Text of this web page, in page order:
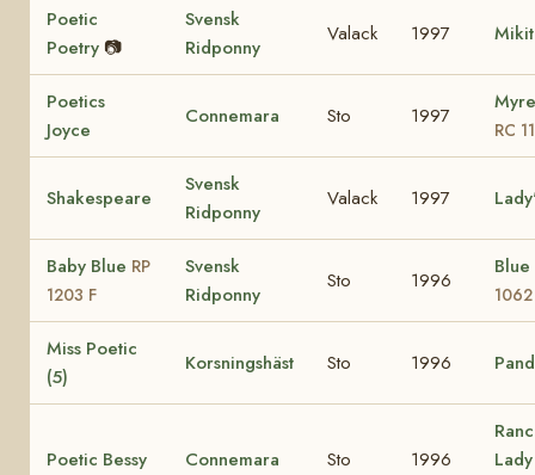
Poetic
Poetry 📷
Svensk
Ridponny
Valack 1997
Poetics
Joyce
Connemara Sto 1997
RC
Shakespeare
Svensk
Ridponny
Valack 1997
Baby Blue RP
1203 F
Svensk
Ridponny
Sto 1996
1062
Miss Poetic
(5)
Korsningshäst Sto 1996
Poetic Bessy Connemara Sto 1996